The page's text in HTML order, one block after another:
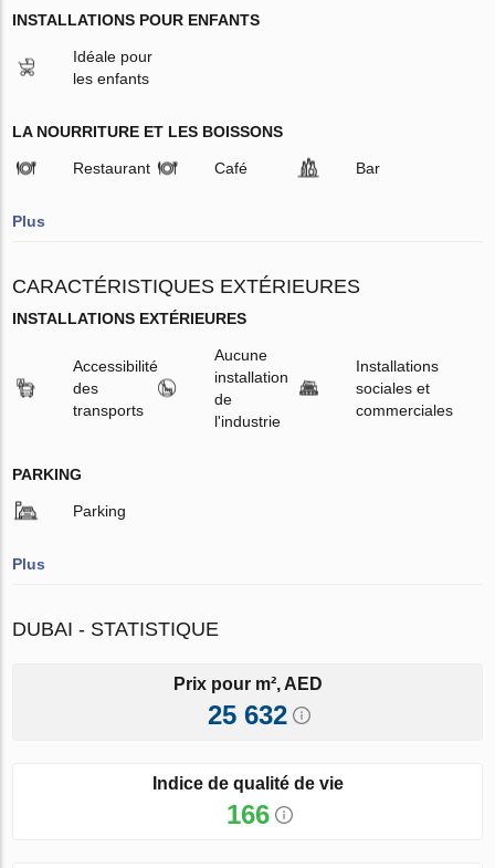
INSTALLATIONS POUR ENFANTS
Idéale pour
les enfants
LA NOURRITURE ET LES BOISSONS
Restaurant Café Bar
Plus
CARACTÉRISTIQUES EXTÉRIEURES
INSTALLATIONS EXTÉRIEURES
Accessibilité
des
transports
Aucune
installation
de
l'industrie
Installations
sociales et
commerciales
PARKING
Parking
Plus
DUBAI - STATISTIQUE
Prix pour m², AED
25 632
Indice de qualité de vie
166